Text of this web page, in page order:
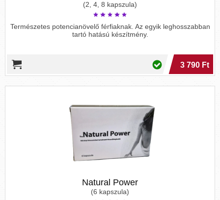
(2, 4, 8 kapszula)
Természetes potencianövelő férfiaknak. Az egyik leghosszabban
tartó hatású készítmény.
3 790 Ft
Natural Power
(6 kapszula)